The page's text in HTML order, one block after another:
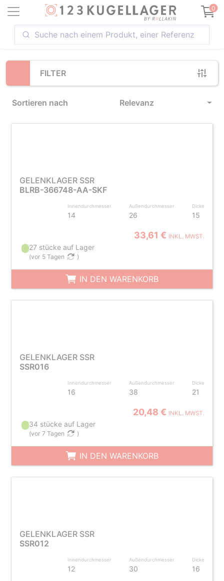
0
FILTER
Sortieren nach Relevanz
Loading...
GELENKLAGER SSR
BLRB-366748-AA-SKF
Innendurchmesser
14
Außendurchmesser
26
Dicke
15
33,61 € INKL. MWST.
27 stücke auf Lager
(vor 5 Tagen )
IN DEN WARENKORB
GELENKLAGER SSR
SSR016
Innendurchmesser
16
Außendurchmesser
38
Dicke
21
20,48 € INKL. MWST.
34 stücke auf Lager
(vor 7 Tagen )
IN DEN WARENKORB
GELENKLAGER SSR
SSR012
Innendurchmesser
12
Außendurchmesser
30
Dicke
16